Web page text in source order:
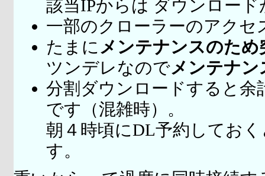
該当IPからは ダウンロー
一部のクローラーのアクセ
たまに メンテナンスのため
ツンデレなのでメンテナ
分割ダウンロードすると余
です（混雑時）。
朝４時頃にDL予約してお
す。